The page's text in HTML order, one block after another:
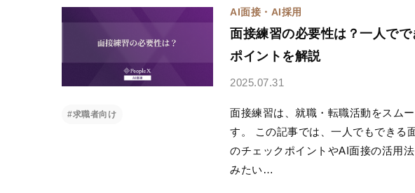
#求職者向け
AI面接・AI採用
面接練習の必要性は？一人で
ポイントを解説
2025.07.31
面接練習は、就職・転職活動をスム
す。 この記事では、一人でもできる
のチェックポイントやAI面接の活用
みたい…